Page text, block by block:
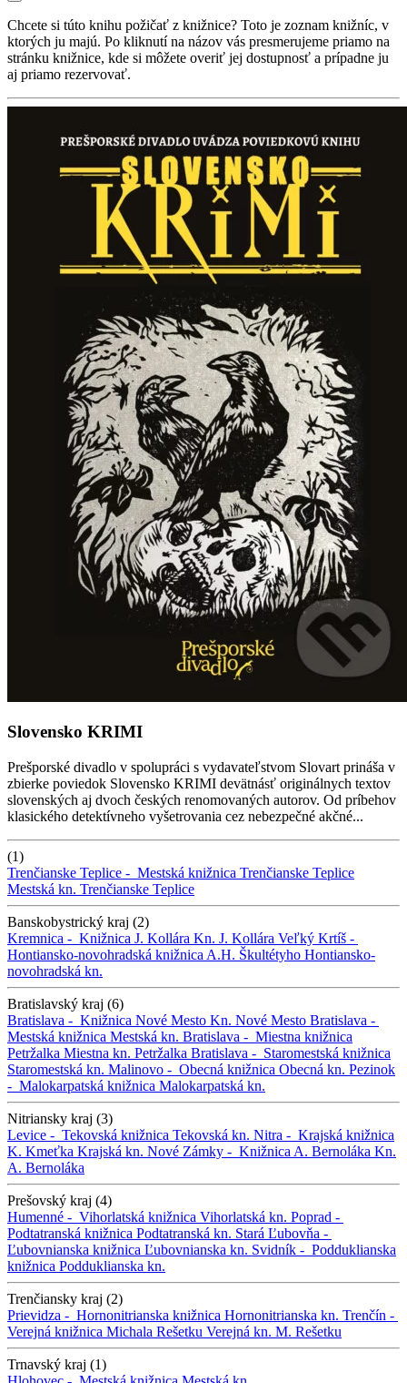
Chcete si túto knihu požičať z knižnice? Toto je zoznam knižníc, v
ktorých ju majú. Po kliknutí na názov vás presmerujeme priamo na
stránku knižnice, kde si môžete overiť jej dostupnosť a prípadne ju
aj priamo rezervovať.
Slovensko KRIMI
Prešporské divadlo v spolupráci s vydavateľstvom Slovart prináša v
zbierke poviedok Slovensko KRIMI devätnásť originálnych textov
slovenských aj dvoch českých renomovaných autorov. Od príbehov
klasického detektívneho vyšetrovania cez nebezpečné akčné...
(1)
Trenčianske Teplice - Mestská knižnica Trenčianske Teplice
Mestská kn. Trenčianske Teplice
Banskobystrický kraj (2)
Kremnica - Knižnica J. Kollára Kn. J. Kollára Veľký Krtíš -
Hontiansko-novohradská knižnica A.H. Škultétyho Hontiansko-
novohradská kn.
Bratislavský kraj (6)
Bratislava - Knižnica Nové Mesto Kn. Nové Mesto Bratislava -
Mestská knižnica Mestská kn. Bratislava - Miestna knižnica
Petržalka Miestna kn. Petržalka Bratislava - Staromestská knižnica
Staromestská kn. Malinovo - Obecná knižnica Obecná kn. Pezinok
- Malokarpatská knižnica Malokarpatská kn.
Nitriansky kraj (3)
Levice - Tekovská knižnica Tekovská kn. Nitra - Krajská knižnica
K. Kmeťka Krajská kn. Nové Zámky - Knižnica A. Bernoláka Kn.
A. Bernoláka
Prešovský kraj (4)
Humenné - Vihorlatská knižnica Vihorlatská kn. Poprad -
Podtatranská knižnica Podtatranská kn. Stará Ľubovňa -
Ľubovnianska knižnica Ľubovnianska kn. Svidník - Podduklianska
knižnica Podduklianska kn.
Trenčiansky kraj (2)
Prievidza - Hornonitrianska knižnica Hornonitrianska kn. Trenčín -
Verejná knižnica Michala Rešetku Verejná kn. M. Rešetku
Trnavský kraj (1)